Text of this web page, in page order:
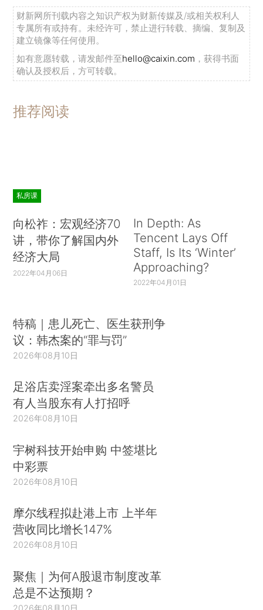
财新网所刊载内容之知识产权为财新传媒及/或相关权利人
专属所有或持有。未经许可，禁止进行转载、摘编、复制及
建立镜像等任何使用。
如有意愿转载，请发邮件至hello@caixin.com ，获得书面
确认及授权后，方可转载。
推荐阅读
私房课
向松祚：宏观经济70
讲，带你了解国内外
经济大局
2022年04月06日
In Depth: As
Tencent Lays Off
Staff, Is Its ‘Winter’
Approaching?
2022年04月01日
特稿｜患儿死亡、医生获刑争
议：韩杰案的“罪与罚”
2026年08月10日
足浴店卖淫案牵出多名警员
有人当股东有人打招呼
2026年08月10日
宇树科技开始申购 中签堪比
中彩票
2026年08月10日
摩尔线程拟赴港上市 上半年
营收同比增长147%
2026年08月10日
聚焦｜为何A股退市制度改革
总是不达预期？
2026年08月10日